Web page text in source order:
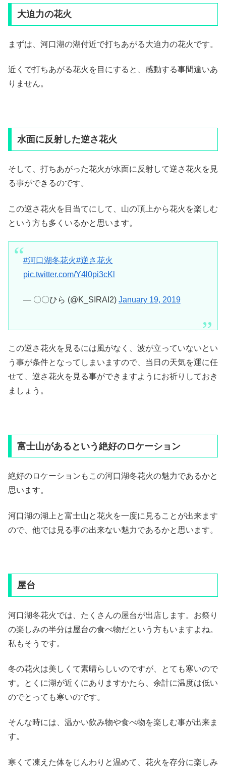
大迫力の花火
まずは、河口湖の湖付近で打ちあがる大迫力の花火です。
近くで打ちあがる花火を目にすると、感動する事間違いあ
りません。
水面に反射した逆さ花火
そして、打ちあがった花火が水面に反射して逆さ花火を見
る事ができるのです。
この逆さ花火を目当てにして、山の頂上から花火を楽しむ
という方も多くいるかと思います。
#河口湖冬花火#逆さ花火
pic.twitter.com/Y4l0pi3cKl
— 〇〇ひら (@K_SIRAI2) January 19, 2019
この逆さ花火を見るには風がなく、波が立っていないとい
う事が条件となってしまいますので、当日の天気を運に任
せて、逆さ花火を見る事ができますようにお祈りしておき
ましょう。
富士山があるという絶好のロケーション
絶好のロケーションもこの河口湖冬花火の魅力であるかと
思います。
河口湖の湖上と富士山と花火を一度に見ることが出来ます
ので、他では見る事の出来ない魅力であるかと思います。
屋台
河口湖冬花火では、たくさんの屋台が出店します。お祭り
の楽しみの半分は屋台の食べ物だという方もいますよね。
私もそうです。
冬の花火は美しくて素晴らしいのですが、とても寒いので
す。とくに湖が近くにありますかたら、余計に温度は低い
のでとっても寒いのです。
そんな時には、温かい飲み物や食べ物を楽しむ事が出来ま
す。
寒くて凍えた体をじんわりと温めて、花火を存分に楽しみ